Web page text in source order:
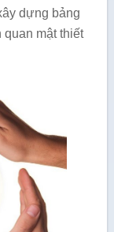
dựng bảng
mật thiết